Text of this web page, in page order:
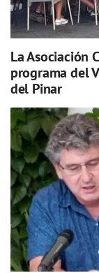
La Asociación
programa del
del Pinar